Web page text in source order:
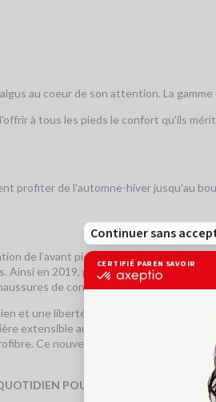
au coeur de son attention. La
à tous les pieds le confort qu'ils
profiter de l'automne-hiver jusqu'au
de l’avant pied difficile à
Ainsi en 2019, pour apporter aux
de confort d’automne-hiver
et une liberté de marche en offrant un
extensible au niveau de l’Hallux
Ce nouveau modèle de la gamme
POUR LES FEMMES